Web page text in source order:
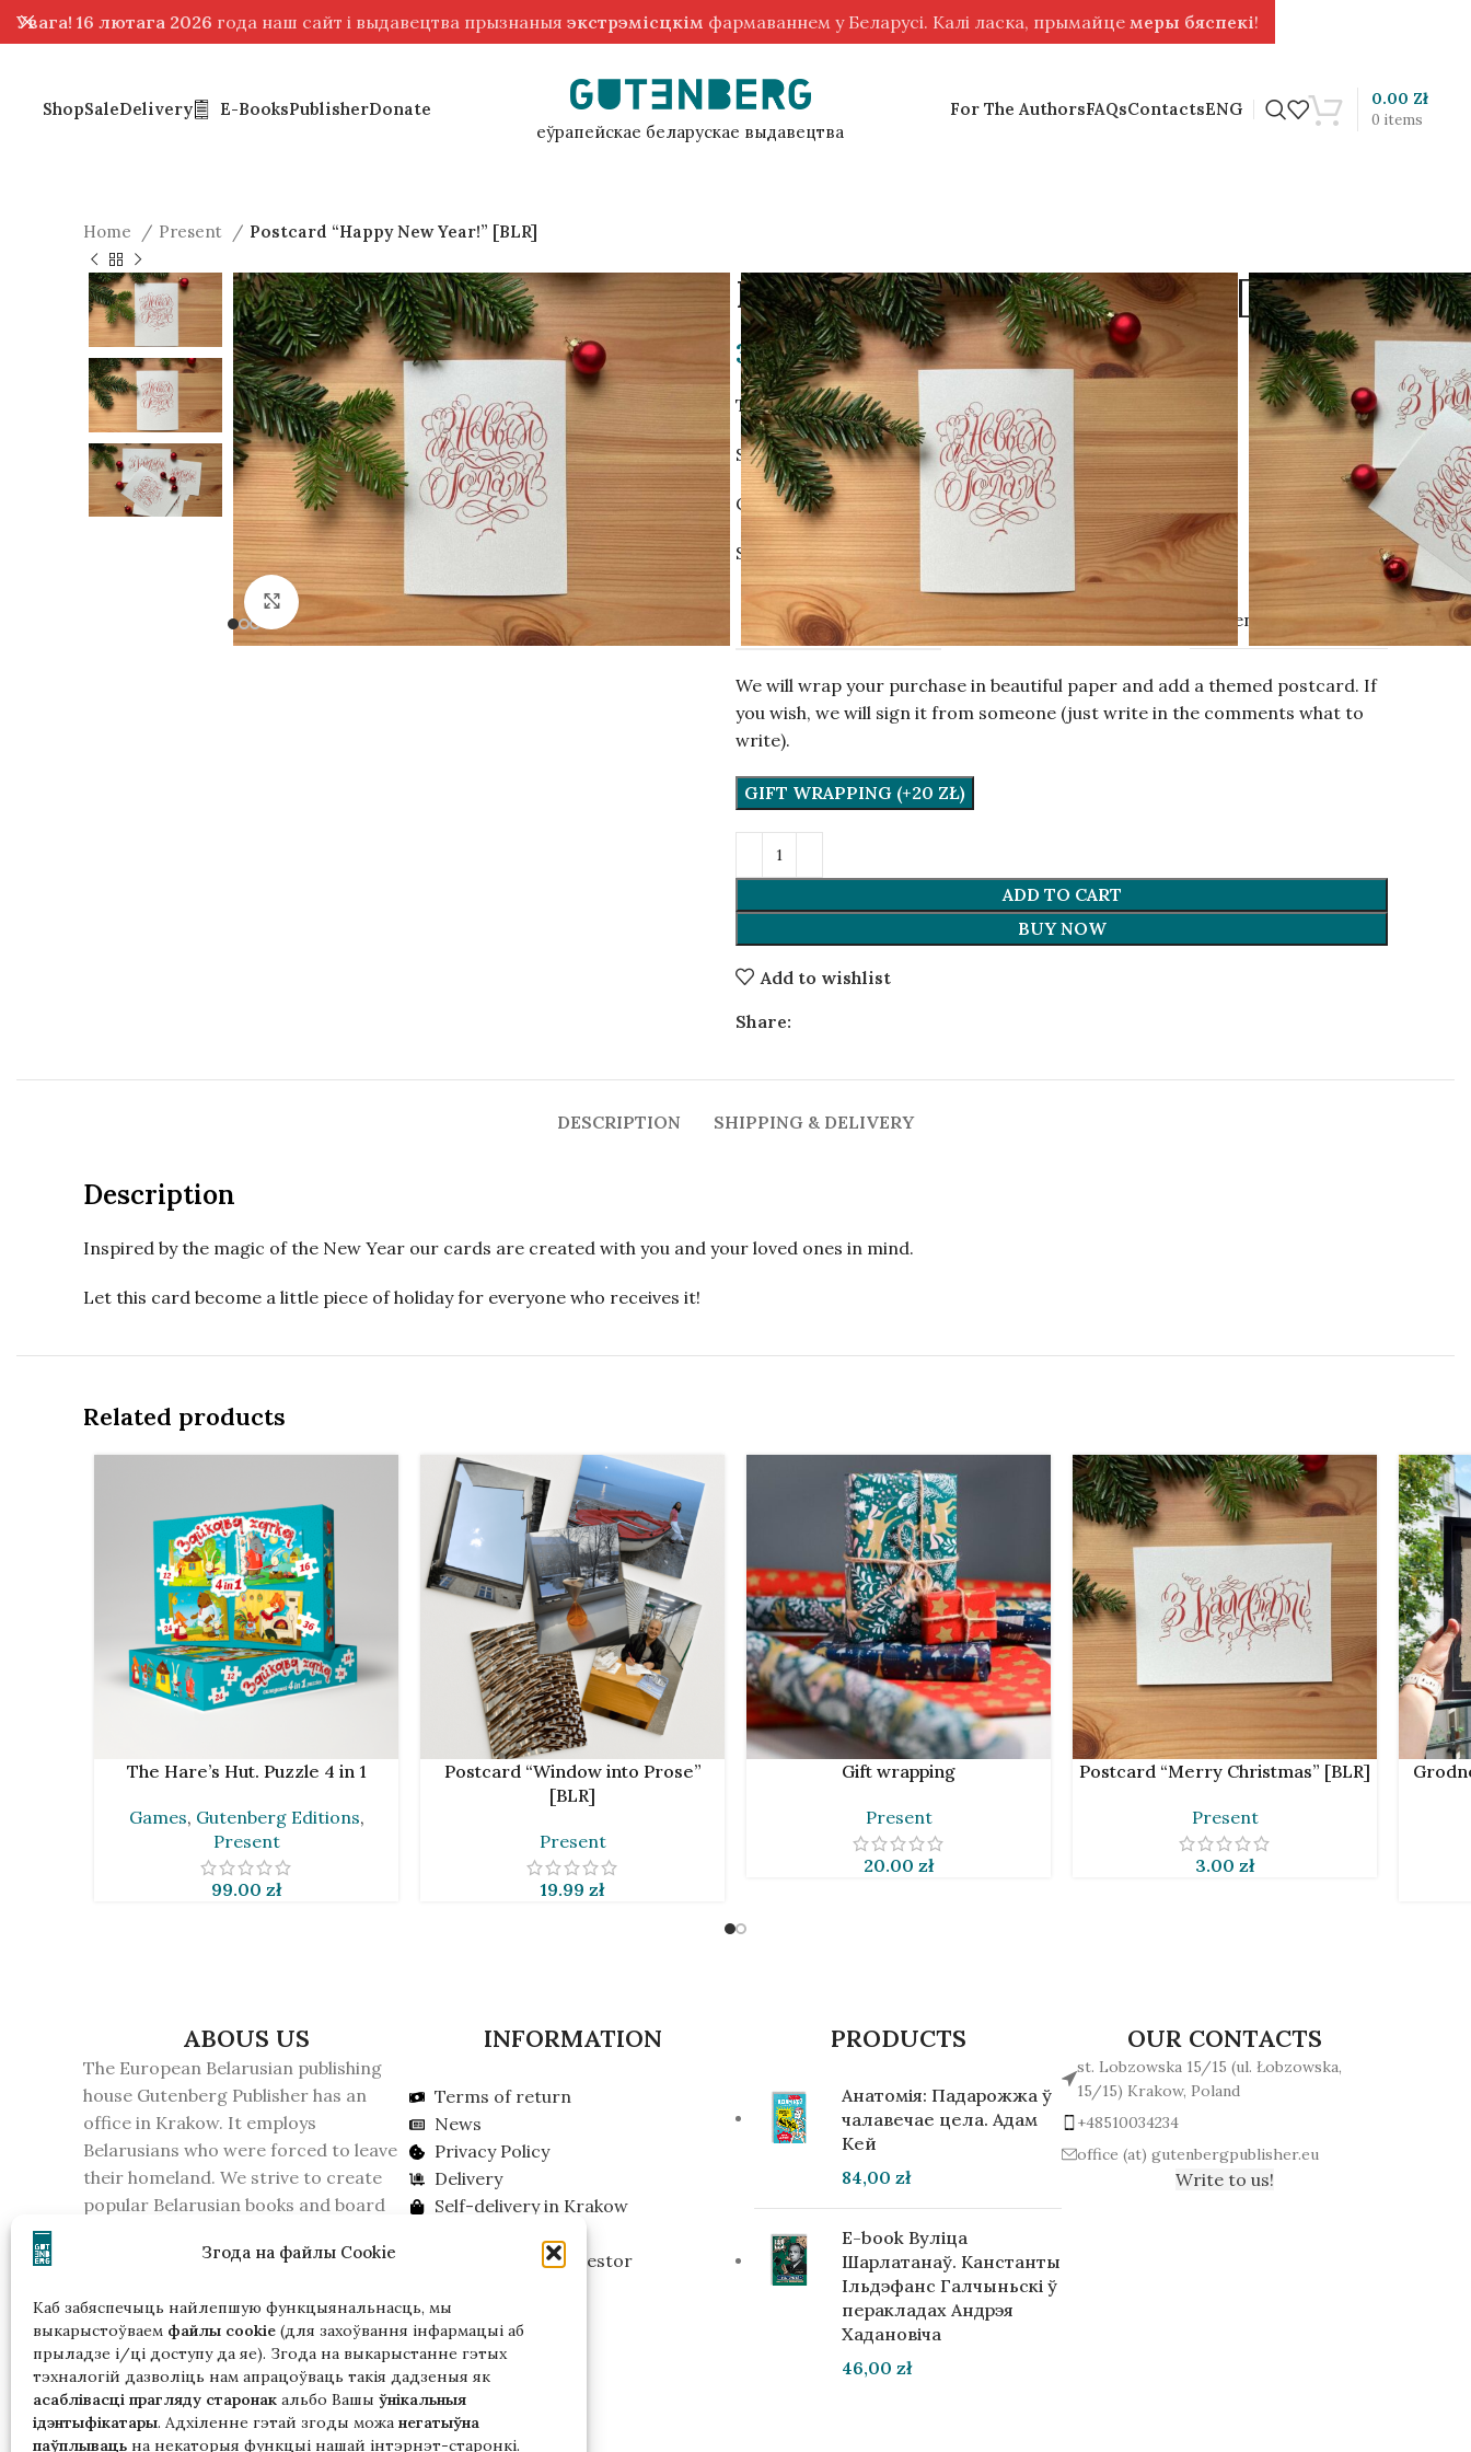
Згода на файлы Cookie
Каб забяспечыць найлепшую функцыянальнасць, мы
выкарыстоўваем файлы cookie (для захоўвання інфармацыі аб
прыладзе і/ці доступу да яе). Згода на выкарыстанне гэтых
тэхналогій дазволіць нам апрацоўваць такія дадзеныя як
асаблівасці прагляду старонак альбо Вашы ўнікальныя
ідэнтыфікатары. Адхіленне гэтай згоды можа негатыўна
паўплываць на некаторыя функцыі нашай інтэрнэт-старонкі.
ShopSaleDelivery E-BooksPublisherDonate
еўрапейскае беларускае выдавецтва
For The AuthorsFAQsContactsENG
0 items
0.00 Zł
Home Present Postcard “Happy New Year!” [BLR]
Click to enlarge
Postcard “Happy New Year!” [BLR]
3.00zł
The reverse side of the postcard is blank.
Shiny designer paper.
Calligraphy by Maia Liebiedzieva.
Size:10,6×15 cм.
PUBLISHING HOUSE Gutenberg Publisher
We will wrap your purchase in beautiful paper and add a themed postcard. If
you wish, we will sign it from someone (just write in the comments what to
write).
GIFT WRAPPING (+20 ZŁ)
ADD TO CART
BUY NOW
Add to wishlist
Share:
DESCRIPTION SHIPPING & DELIVERY
Description
Inspired by the magic of the New Year our cards are created with you and your loved ones in mind.
Let this card become a little piece of holiday for everyone who receives it!
Related products
ADD TO CART
The Hare’s Hut. Puzzle 4 in 1
Games, Gutenberg Editions,
Present
99.00 zł
ADD TO CART
Postcard “Window into Prose”
[BLR]
Present
19.99 zł
ADD TO CARTGift wrapping
Present
20.00 zł
ADD TO CART
Postcard “Merry Christmas” [BLR]
Present
3.00 zł
ADD TO
ABOUS US
The European Belarusian publishing
house Gutenberg Publisher has an
office in Krakow. It employs
Belarusians who were forced to leave
their homeland. We strive to create
popular Belarusian books and board
On February 16, 2026, the KGB of
house as an extremist formation.
Please take this into account if you live
in Belarus.
INFORMATION
Terms of return
News
Privacy Policy
Delivery
Self-delivery in Krakow
Looking for an investor
PRODUCTS
Анатомія: Падарожжа ў
чалавечае цела. Адам
Кей
84,00 zł
E-book Вуліца
Шарлатанаў. Канстанты
Ільдэфанс Галчыньскі ў
перакладах Андрэя
Хадановіча
46,00 zł
OUR CONTACTS
st. Lobzowska 15/15 (ul. Łobzowska,
15/15) Krakow, Poland
+48510034234
office (at) gutenbergpublisher.eu
Write to us!
Увага! 16 лютага 2026 года наш сайт і выдавецтва прызнаныя экстрэмісцкім фармаваннем у Беларусі. Калі ласка, прымайце меры бяспекі!